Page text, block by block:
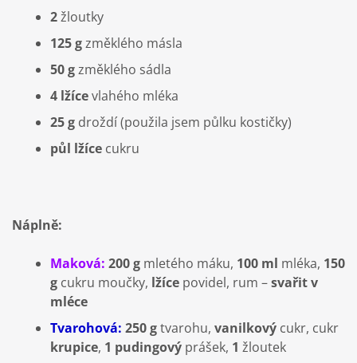
2žloutky
125 gzměklého másla
50 gzměklého sádla
4 lžícevlahého mléka
25 g droždí (použila jsem půlku kostičky)
půl lžíce cukru
Náplně:
Maková: 200 g mletého máku, 100 ml mléka, 150
g cukru moučky, lžíce povidel, rum –svařit v
mléce
Tvarohová: 250 gtvarohu, vanilkový cukr, cukr
krupice, 1 pudingový prášek, 1 žloutek